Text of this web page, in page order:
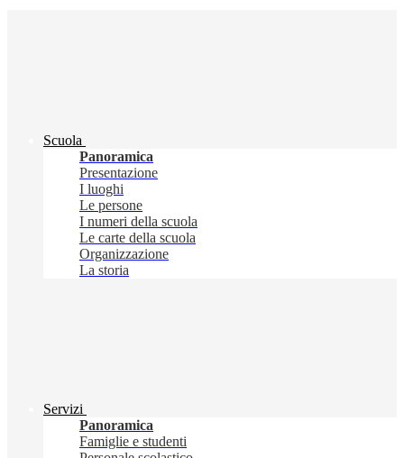
Scuola
Panoramica
Presentazione
I luoghi
Le persone
I numeri della scuola
Le carte della scuola
Organizzazione
La storia
Servizi
Panoramica
Famiglie e studenti